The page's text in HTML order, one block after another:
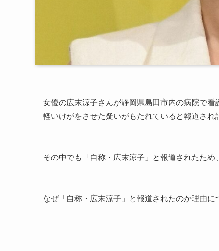
女優の広末涼子さんが静岡県島田市内の病院で
軽いけがをさせた疑いがもたれていると報道され
その中でも「自称・広末涼子」と報道されたた
なぜ「自称・広末涼子」と報道されたのか理由に